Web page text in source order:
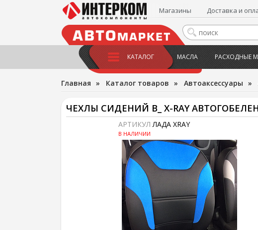
Магазины Доставка и
КАТАЛОГ МАСЛА РАСХОДНЫЕ
Главная » Каталог товаров » Автоаксессуары »
ЧЕХЛЫ СИДЕНИЙ В_ X-RAY
АРТИКУЛЛАДА XRAY
В НАЛИЧИИ